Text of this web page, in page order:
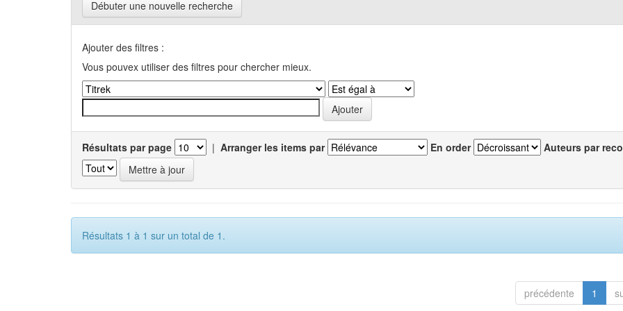
Débuter une nouvelle recherche
Ajouter des filtres :
Vous pouvex utiliser des filtres pour chercher mieux.
Résultats par page | Arranger les items par En order Auteurs par
Résultats 1 à 1 sur un total de 1.
précédente 1